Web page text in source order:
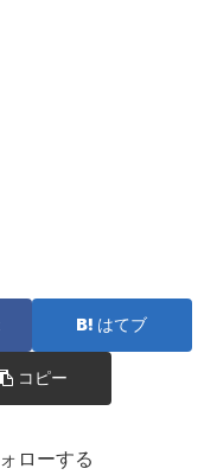
はてブ
コピー
ローする